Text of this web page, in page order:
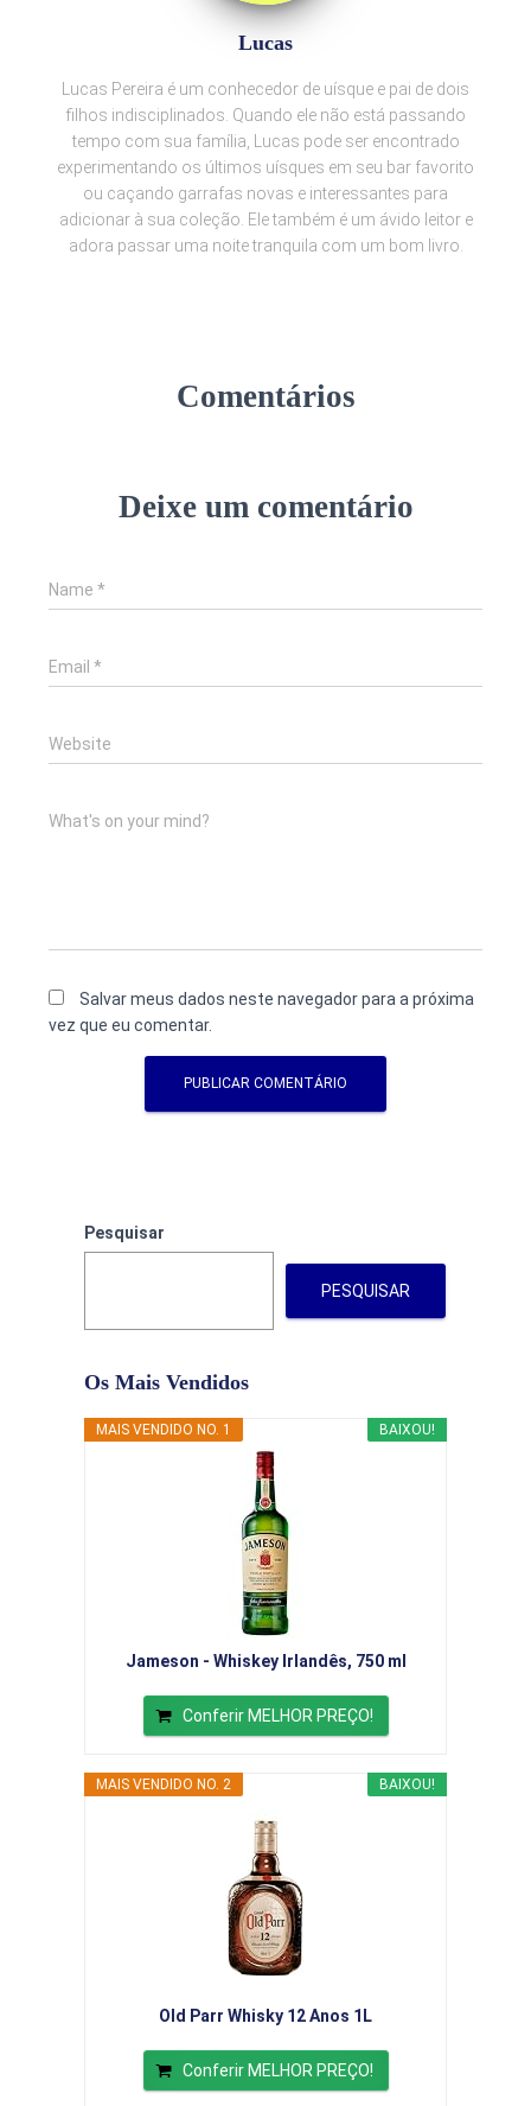
Lucas
Lucas Pereira é um conhecedor de uísque e pai de dois
filhos indisciplinados. Quando ele não está passando
tempo com sua família, Lucas pode ser encontrado
experimentando os últimos uísques em seu bar favorito
ou caçando garrafas novas e interessantes para
adicionar à sua coleção. Ele também é um ávido leitor e
adora passar uma noite tranquila com um bom livro.
Comentários
Deixe um comentário
Name *
Email *
Website
What's on your mind?
Salvar meus dados neste navegador para a próxima
vez que eu comentar.
Pesquisar
PESQUISAR
Os Mais Vendidos
BAIXOU!
MAIS VENDIDO NO. 1
Jameson - Whiskey Irlandês, 750 ml
Conferir MELHOR PREÇO!
BAIXOU!
MAIS VENDIDO NO. 2
Old Parr Whisky 12 Anos 1L
Conferir MELHOR PREÇO!